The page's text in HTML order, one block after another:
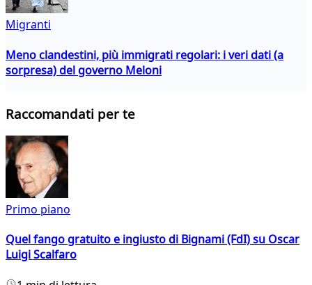
Migranti
Meno clandestini, più immigrati regolari: i veri dati (a
sorpresa) del governo Meloni
Raccomandati per te
Primo piano
Quel fango gratuito e ingiusto di Bignami (FdI) su Oscar
Luigi Scalfaro